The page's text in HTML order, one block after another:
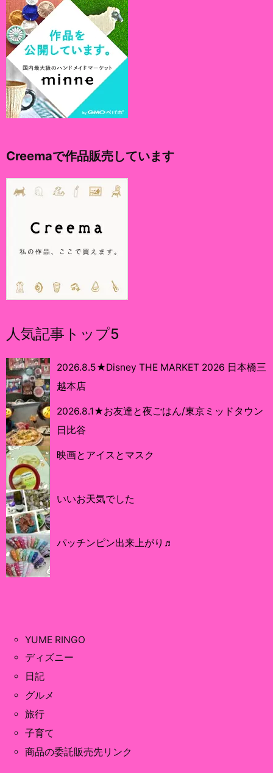
Creemaで作品販売しています
人気記事トップ5
2026.8.5★Disney THE MARKET 2026 日本橋三
越本店
2026.8.1★お友達と夜ごはん/東京ミッドタウン
日比谷
映画とアイスとマスク
いいお天気でした
パッチンピン出来上がり♬
YUME RINGO
ディズニー
日記
グルメ
旅行
子育て
商品の委託販売先リンク